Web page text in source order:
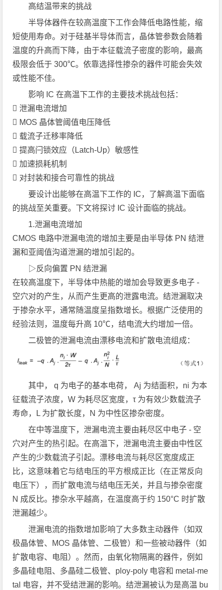
高结温带来的挑战
半导体器件在较高温度下工作会降低电路性能，缩
短使用寿命。对于硅基半导体而言，晶体管参数会随着
温度的升高而下降，由于本征载流子密度的影响，最高
极限会低于 300℃。依靠选择性掺杂的器件可能会失效
或性能不佳。
影响 IC 在高温下工作的主要技术挑战包括：
 泄漏电流增加
 MOS 晶体管阈值电压降低
 载流子迁移率降低
 提高闩锁效应（Latch-Up）敏感性
 加速损耗机制
 对封装和接合可靠性的挑战
要设计出能够在高温下工作的 IC，了解高温下面临
的挑战至关重要。下文将探讨 IC 设计面临的挑战。
1.泄漏电流增加
CMOS 电路中泄漏电流的增加主要是由半导体 PN 结泄
漏和亚阈值沟道泄漏的增加引起的。
▷反向偏置 PN 结泄漏
在较高温度下，半导体中热能的增加会导致更多电子 -
空穴对的产生，从而产生更高的泄露电流。结泄漏取决
于掺杂水平，通常随温度呈指数增长。根据广泛使用的
经验法则，温度每升高 10℃，结电流大约增加一倍。
二极管的泄漏电流由漂移电流和扩散电流组成：
其中， q 为电子的基本电荷， Aj 为结面积，ni 为本
征载流子浓度，W 为耗尽区宽度，τ 为有效少数载流子
寿命，L 为扩散长度，N 为中性区掺杂密度。
在中等温度下，泄漏电流主要由耗尽区中电子 - 空
穴对产生的热引起。在高温下，泄漏电流主要由中性区
产生的少数载流子引起。漂移电流与耗尽区宽度成正
比，这意味着它与结电压的平方根成正比（在正常反向
电压下），而扩散电流与结电压无关，并且与掺杂密度
N 成反比。掺杂水平越高，在温度高于约 150°C 时扩散
泄漏越少。
泄漏电流的指数增加影响了大多数主动器件（如双
极晶体管、MOS 晶体管、二极管）和一些被动器件（如
扩散电容、电阻）。然而，由氧化物隔离的器件，例如
多晶硅电阻、多晶硅二极管、ploy-poly 电容和 metal-me
tal 电容，并不受结泄漏的影响。结泄漏被认为是高温 bu